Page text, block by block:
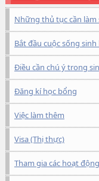
Những thủ tục cần làm
Bắt đầu cuộc sống
Điều cần chú ý trong
Đăng kí học bổng
Việc làm thêm
Visa (Thị thực)
Tham gia các hoạt